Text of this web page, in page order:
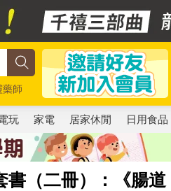
藥師
玩 家電 居家休閒 日用食品
書（二冊）：《腸